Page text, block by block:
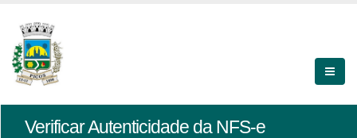
Verificar Autenticidade da NFS-e